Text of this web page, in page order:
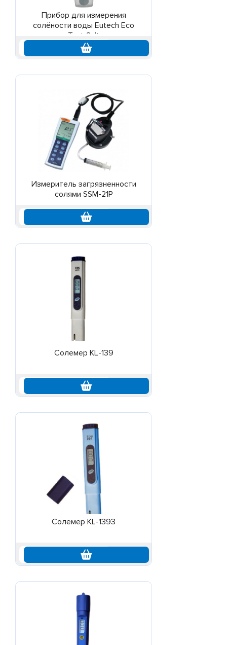
Прибор для измерения
солёности воды Eutech Eco
TestrSalt
Измеритель загрязненности
солями SSM-21P
Солемер KL-139
Солемер KL-1393